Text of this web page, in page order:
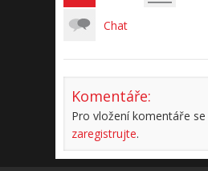
Chat
Komentáře:
Pro vložení komentáře se
zaregistrujte.